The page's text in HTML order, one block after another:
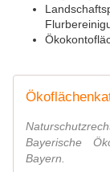
Bayerische
Bayern.